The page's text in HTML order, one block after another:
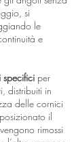
si
le
e
per
distribuiti in
delle cornici
il
rimossi